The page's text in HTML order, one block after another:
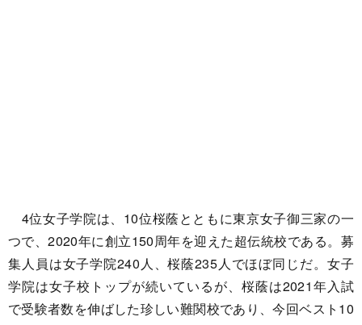
4位女子学院は、10位桜蔭とともに東京女子御三家の一
つで、2020年に創立150周年を迎えた超伝統校である。募
集人員は女子学院240人、桜蔭235人でほぼ同じだ。女子
学院は女子校トップが続いているが、桜蔭は2021年入試
で受験者数を伸ばした珍しい難関校であり、今回ベスト10